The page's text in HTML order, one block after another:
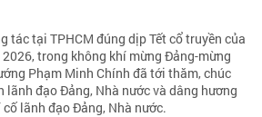
tác tại TPHCM đúng dịp Tết cổ truyền của
trong không khí mừng Đảng-mừng
Phạm Minh Chính đã tới thăm, chúc
lãnh đạo Đảng, Nhà nước và dâng hương
lãnh đạo Đảng, Nhà nước.